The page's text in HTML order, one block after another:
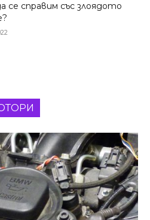
се справим със злоядото